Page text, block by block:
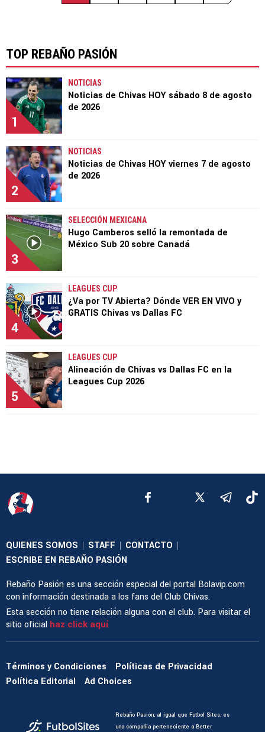
TOP REBAÑO PASIÓN
1
NOTICIAS
Noticias de Chivas HOY sábado 8 de agosto
de 2026
2
NOTICIAS
Noticias de Chivas HOY viernes 7 de agosto
de 2026
3
SELECCIÓN MEXICANA
Hugo Camberos selló la remontada de
México Sub 20 sobre Canadá
4
LEAGUES CUP
¿Va por TV Abierta? Dónde VER EN VIVO y
GRATIS Chivas vs Dallas FC
5
LEAGUES CUP
Alineación de Chivas vs Dallas FC en la
Leagues Cup 2026
QUIENES SOMOS | STAFF | CONTACTO |
ESCRIBE EN REBAÑO PASIÓN
Rebaño Pasión es una sección especial del portal Bolavip.com
con información destinada a los fans del Club Chivas.
Esta sección no tiene relación alguna con el club. Para visitar el
sitio oficial haz click aquí
Términos y Condiciones
Políticas de Privacidad
Política Editorial
Ad Choices
Rebaño Pasión, al igual que Futbol Sites, es
una compañía perteneciente a Better